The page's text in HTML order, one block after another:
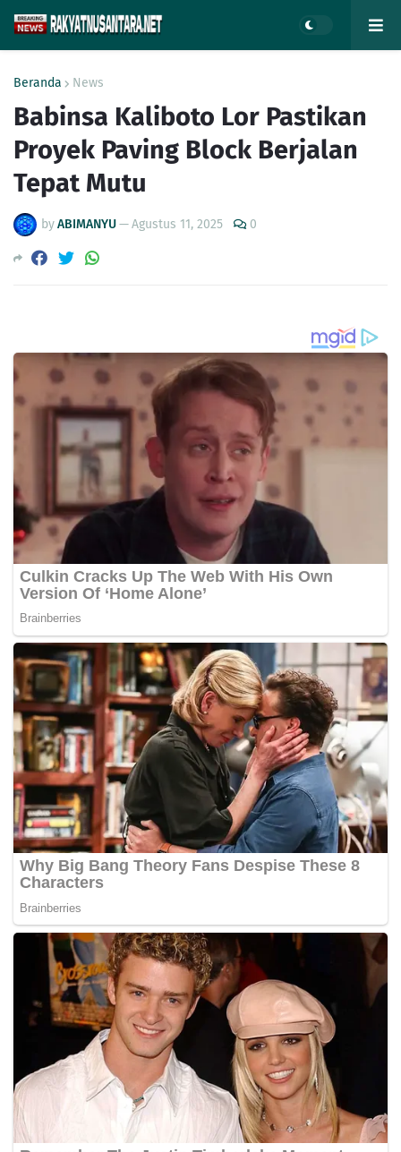
Beranda News
Babinsa Kaliboto Lor Pastikan
Proyek Paving Block Berjalan
Tepat Mutu
byABIMANYU—Agustus 11, 2025 0